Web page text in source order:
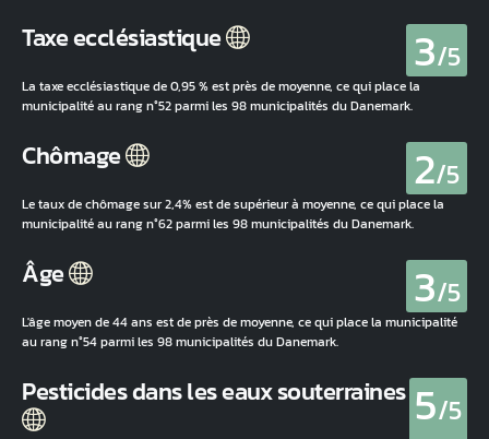
Taxe ecclésiastique 3/5
La taxe ecclésiastique de 0,95 % est près de moyenne, ce qui place la
municipalité au rang n°52 parmi les 98 municipalités du Danemark.
Chômage 2/5
Le taux de chômage sur 2,4% est de supérieur à moyenne, ce qui place la
municipalité au rang n°62 parmi les 98 municipalités du Danemark.
Âge 3/5
L'âge moyen de 44 ans est de près de moyenne, ce qui place la municipalité
au rang n°54 parmi les 98 municipalités du Danemark.
Pesticides dans les eaux souterraines 5/5